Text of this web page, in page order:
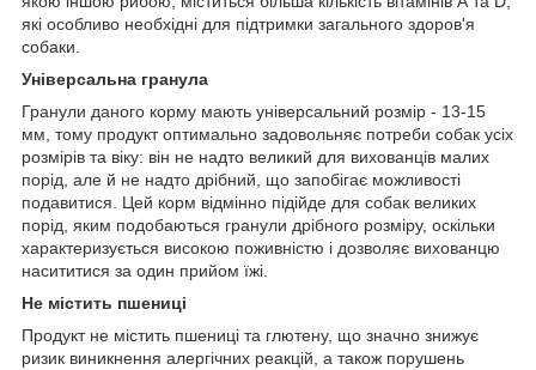
які особливо необхідні для підтримки загального здоров'я
собаки.
Універсальна гранула
Гранули даного корму мають універсальний розмір - 13-15
мм, тому продукт оптимально задовольняє потреби собак усіх
розмірів та віку: він не надто великий для вихованців малих
порід, але й не надто дрібний, що запобігає можливості
подавитися. Цей корм відмінно підійде для собак великих
порід, яким подобаються гранули дрібного розміру, оскільки
характеризується високою поживністю і дозволяє вихованцю
насититися за один прийом їжі.
Не містить пшениці
Продукт не містить пшениці та глютену, що значно знижує
ризик виникнення алергічних реакцій, а також порушень